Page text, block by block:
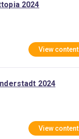
2024
View content
2024
View content